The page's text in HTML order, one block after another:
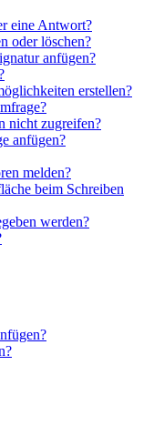
eine Antwort?
oder löschen?
anfügen?
erstellen?
nicht zugreifen?
anfügen?
melden?
beim Schreiben
werden?